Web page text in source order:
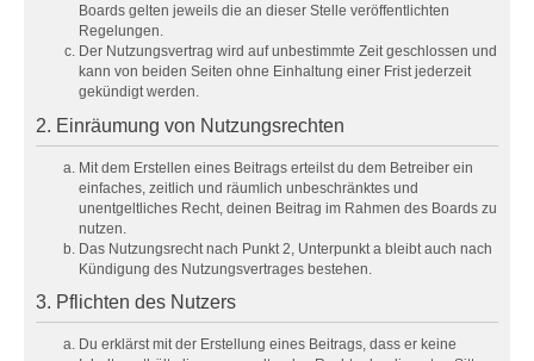
Boards gelten jeweils die an dieser Stelle veröffentlichten
Regelungen.
Der Nutzungsvertrag wird auf unbestimmte Zeit geschlossen und
kann von beiden Seiten ohne Einhaltung einer Frist jederzeit
gekündigt werden.
2. Einräumung von Nutzungsrechten
Mit dem Erstellen eines Beitrags erteilst du dem Betreiber ein
einfaches, zeitlich und räumlich unbeschränktes und
unentgeltliches Recht, deinen Beitrag im Rahmen des Boards zu
nutzen.
Das Nutzungsrecht nach Punkt 2, Unterpunkt a bleibt auch nach
Kündigung des Nutzungsvertrages bestehen.
3. Pflichten des Nutzers
Du erklärst mit der Erstellung eines Beitrags, dass er keine